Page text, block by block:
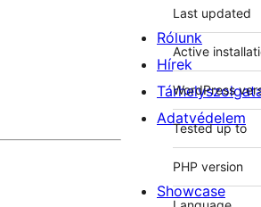
Last updated
Active
WordPress
Tested up to
PHP version
Rólunk
Hírek
Adatvédelem
Showcase